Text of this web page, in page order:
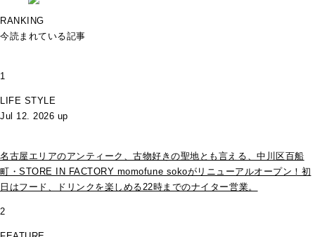
RANKING
今読まれている記事
1
LIFE STYLE
Jul 12. 2026 up
名古屋エリアのアンティーク、古物好きの聖地とも言える、中川区百船
町・STORE IN FACTORY momofune sokoがリニューアルオープン！初
日はフード、ドリンクを楽しめる22時までのナイター営業。
2